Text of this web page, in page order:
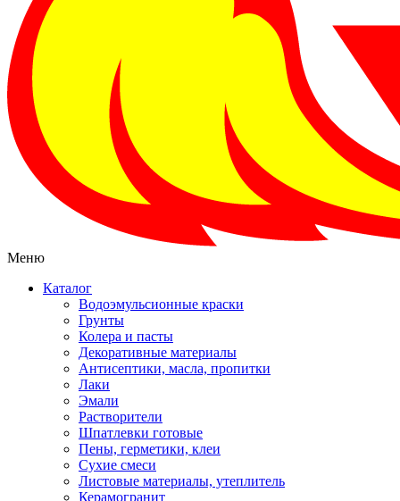
Меню
Каталог
Водоэмульсионные краски
Грунты
Колера и пасты
Декоративные материалы
Антисептики, масла, пропитки
Лаки
Эмали
Растворители
Шпатлевки готовые
Пены, герметики, клеи
Сухие смеси
Листовые материалы, утеплитель
Керамогранит